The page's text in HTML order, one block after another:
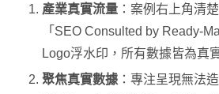
產業真實流量 ：案例右上角清
「SEO Consulted by Ready-
Logo浮水印，所有數據皆為真
聚焦真實數據 ：專注呈現無法